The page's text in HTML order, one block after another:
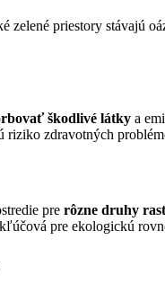
zelené priestory stávajú
škodlivé látky a
zdravotných
pre rôzne druhy
pre ekologickú